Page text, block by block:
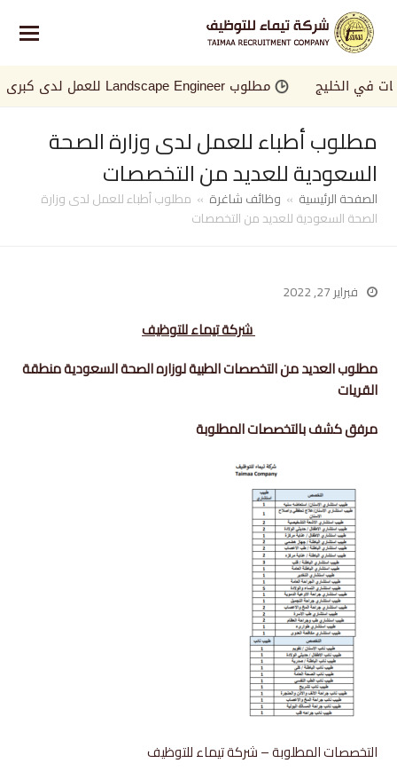
الخليج مطلوب Landscape Engineer للعمل لدى كبرى الجهات في الخليج
مطلوب أطباء للعمل لدى وزارة الصحة
السعودية للعديد من التخصصات
الصفحة الرئيسية » وظائف شاغرة » مطلوب أطباء للعمل لدى وزارة
الصحة السعودية للعديد من التخصصات
فبراير 27, 2022
شركة تيماء للتوظيف
مطلوب العديد من التخصصات الطبية لوزاره الصحة السعودية منطقة
القريات
مرفق كشف بالتخصصات المطلوبة
التخصصات المطلوبة – شركة تيماء للتوظيف